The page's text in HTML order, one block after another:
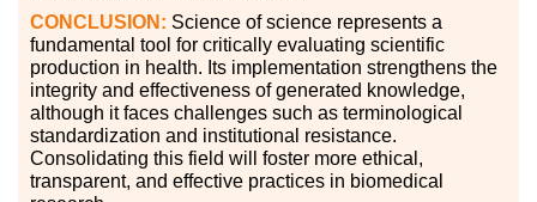
CONCLUSION: Science of science represents a
fundamental tool for critically evaluating scientific
production in health. Its implementation strengthens the
integrity and effectiveness of generated knowledge,
although it faces challenges such as terminological
standardization and institutional resistance.
Consolidating this field will foster more ethical,
transparent, and effective practices in biomedical